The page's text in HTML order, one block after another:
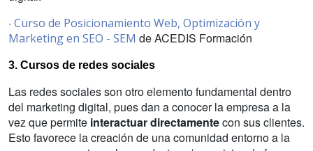
· Curso de Posicionamiento Web, Optimización y
Marketing en SEO - SEM de ACEDIS Formación
3. Cursos de redes sociales
Las redes sociales son otro elemento fundamental dentro
del marketing digital, pues dan a conocer la empresa a la
vez que permite interactuar directamentecon sus clientes.
Esto favorece la creación de una comunidad entorno a la